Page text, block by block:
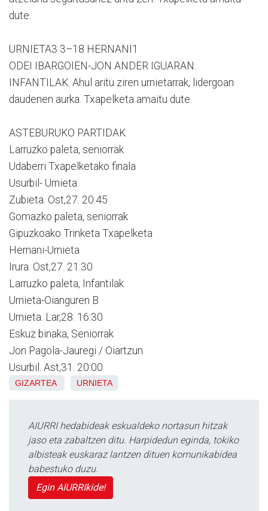
dute.
URNIETA3 3–18 HERNANI1
ODEI IBARGOIEN-JON ANDER IGUARAN.
INFANTILAK. Ahul aritu ziren urnietarrak, lidergoan
daudenen aurka. Txapelketa amaitu dute.
ASTEBURUKO PARTIDAK
Larruzko paleta, seniorrak
Udaberri Txapelketako finala
Usurbil- Urnieta
Zubieta. Ost,27. 20:45
Gomazko paleta, seniorrak
Gipuzkoako Trinketa Txapelketa
Hernani-Urnieta
Irura. Ost,27. 21:30
Larruzko paleta, Infantilak
Urnieta-Oianguren B
Urnieta. Lar,28. 16:30
Eskuz binaka, Seniorrak
Jon Pagola-Jauregi / Oiartzun
Usurbil. Ast,31. 20:00
GIZARTEA URNIETA
AIURRI hedabideak eskualdeko nortasun hitzak
jaso eta zabaltzen ditu. Harpidedun eginda, tokiko
albisteak euskaraz lantzen dituen komunikabidea
babestuko duzu.
Egin AIURRIkide!